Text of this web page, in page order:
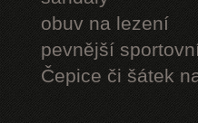
obuv na lezení
pevnější
Čepice či šátek